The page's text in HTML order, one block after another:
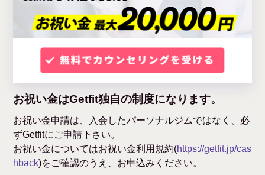
お祝い金はGetfit独自の制度になります。
お祝い金申請は、入会したパーソナルジムではなく、必
ずGetfitにご申請下さい。
お祝い金についてはお祝い金利用規約(https://getfit.jp/cas
hback)をご確認のうえ、お申込みください。